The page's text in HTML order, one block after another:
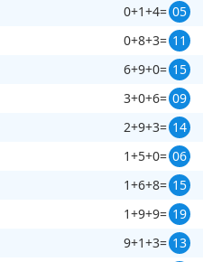
0+1+4= 05
0+8+3= 11
6+9+0= 15
3+0+6= 09
2+9+3= 14
1+5+0= 06
1+6+8= 15
1+9+9= 19
9+1+3= 13